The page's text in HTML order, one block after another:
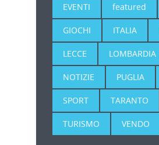
EVENTI featured
GIOCHI ITALIA
LECCE LOMBARDIA
NOTIZIE PUGLIA
SPORT TARANTO
TURISMO VENDO